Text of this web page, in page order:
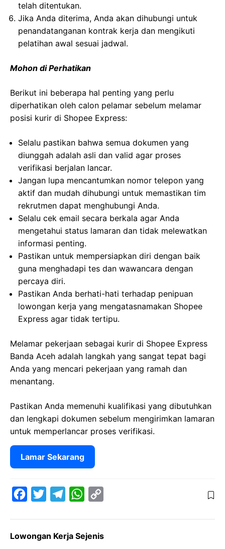
telah ditentukan.
Jika Anda diterima, Anda akan dihubungi untuk
penandatanganan kontrak kerja dan mengikuti
pelatihan awal sesuai jadwal.
Mohon di Perhatikan
Berikut ini beberapa hal penting yang perlu
diperhatikan oleh calon pelamar sebelum melamar
posisi kurir di Shopee Express:
Selalu pastikan bahwa semua dokumen yang
diunggah adalah asli dan valid agar proses
verifikasi berjalan lancar.
Jangan lupa mencantumkan nomor telepon yang
aktif dan mudah dihubungi untuk memastikan tim
rekrutmen dapat menghubungi Anda.
Selalu cek email secara berkala agar Anda
mengetahui status lamaran dan tidak melewatkan
informasi penting.
Pastikan untuk mempersiapkan diri dengan baik
guna menghadapi tes dan wawancara dengan
percaya diri.
Pastikan Anda berhati-hati terhadap penipuan
lowongan kerja yang mengatasnamakan Shopee
Express agar tidak tertipu.
Melamar pekerjaan sebagai kurir di Shopee Express
Banda Aceh adalah langkah yang sangat tepat bagi
Anda yang mencari pekerjaan yang ramah dan
menantang.
Pastikan Anda memenuhi kualifikasi yang dibutuhkan
dan lengkapi dokumen sebelum mengirimkan lamaran
untuk memperlancar proses verifikasi.
Lamar Sekarang
e
t
e
W
t
y
Lowongan Kerja Sejenis